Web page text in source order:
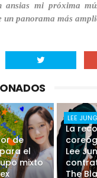
ansias mi próxima
un panorama más
de
el
mixto
LEE JUNG
La
Lee
The